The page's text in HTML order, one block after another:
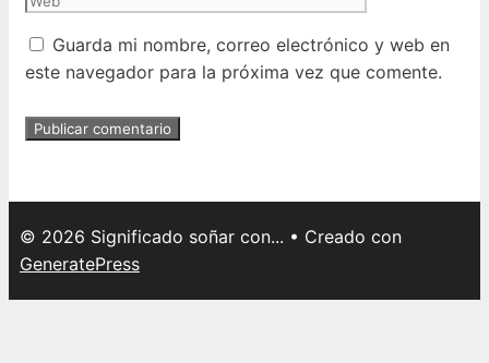
Guarda mi nombre, correo electrónico y web en
este navegador para la próxima vez que comente.
© 2026 Significado soñar con... • Creado con
GeneratePress